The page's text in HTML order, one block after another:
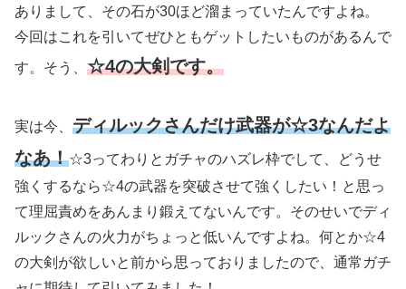
ありまして、その石が30ほど溜まっていたんですよね。
今回はこれを引いてぜひともゲットしたいものがあるんで
す。そう、 ☆4の大剣です。
実は今、 ディルックさんだけ武器が☆3なんだよ
なあ！☆3ってわりとガチャのハズレ枠でして、どうせ
強くするなら☆4の武器を突破させて強くしたい！と思っ
て理屈責めをあんまり鍛えてないんです。そのせいでディ
ルックさんの火力がちょっと低いんですよね。何とか☆4
の大剣が欲しいと前から思っておりましたので、通常ガチ